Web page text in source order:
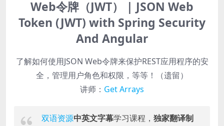
Web令牌（JWT） | JSON Web
Token (JWT) with Spring Security
And Angular
了解如何使用JSON Web令牌来保护REST应用程序的安
全，管理用户角色和权限，等等！（遗留）
讲师： Get Arrays
双语资源中英文字幕学习课程， 独家翻译制